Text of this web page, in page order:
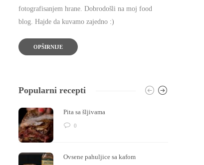
fotografisanjem hrane. Dobrodošli na moj food
blog. Hajde da kuvamo zajedno :)
OPŠIRNIJE
Popularni recepti
Pita sa šljivama
0
Ovsene pahuljice sa kafom